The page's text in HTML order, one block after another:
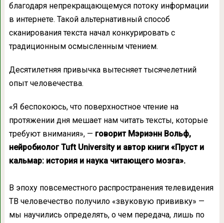
благодаря непрекращающемуся потоку информации
в интернете. Такой альтернативный способ
сканирования текста начал конкурировать с
традиционным осмысленным чтением.
Десятилетняя привычка вытесняет тысячелетний
опыт человечества.
«Я беспокоюсь, что поверхностное чтение на
протяжении дня мешает нам читать тексты, которые
требуют внимания», — говорит Мэриэнн Вольф,
нейробиолог Tuft University и автор книги «Пруст и
кальмар: история и наука читающего мозга».
В эпоху повсеместного распространения телевидения
ТВ человечество получило «звуковую прививку» —
мы научились определять, о чем передача, лишь по